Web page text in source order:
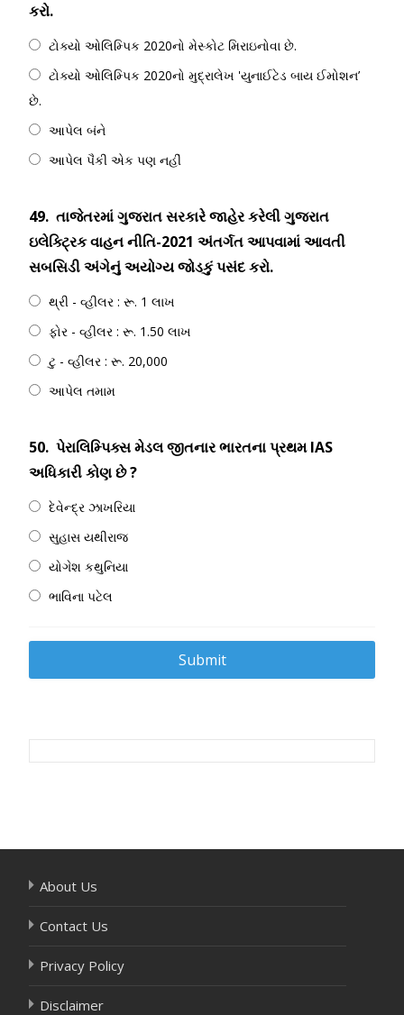
કરો.
ટોક્યો ઓલિમ્પિક 2020નો મેસ્કોટ મિરાઇનોવા છે.
ટોક્યો ઓલિમ્પિક 2020નો મુદ્રાલેખ 'યુનાઈટેડ બાય ઈમોશન’
છે.
આપેલ બંને
આપેલ પૈકી એક પણ નહીં
49. તાજેતરમાં ગુજરાત સરકારે જાહેર કરેલી ગુજરાત
ઇલેક્ટ્રિક વાહન નીતિ-2021 અંતર્ગત આપવામાં આવતી
સબસિડી અંગેનું અયોગ્ય જોડકું પસંદ કરો.
થ્રી - વ્હીલર : રૂ. 1 લાખ
ફોર - વ્હીલર : રૂ. 1.50 લાખ
ટુ - વ્હીલર : રૂ. 20,000
આપેલ તમામ
50. પેરાલિમ્પિક્સ મેડલ જીતનાર ભારતના પ્રથમ IAS
અધિકારી કોણ છે ?
દેવેન્દ્ર ઝાખરિયા
સુહાસ યથીરાજ
યોગેશ કથુનિયા
ભાવિના પટેલ
Post
About Us
Contact Us
Privacy Policy
Disclaimer